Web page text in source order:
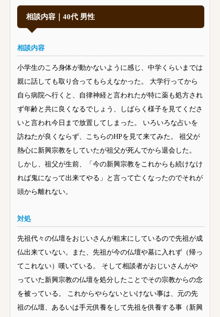
相談内容｜40代 男性
相談内容
小学生のころ身体が動かないように感じ、中学くらいまでは
親に話しても取り合ってもらえなかった。 大学行ってから
自ら病院へ行くと、自律神経と言われたが特に薬も処方され
ず年齢と共に良くなるでしょう、しばらく様子を見てくださ
いと言われ今日まで放置してしまった。 いろいろな占いを
訪ねたが良くならず、こちらのHPを見て来てみた。 祖父が
熱心に新興宗教をしていたが祖父が死んでから退会した。
しかし、祖父が生前、「今の新興宗教をこれからも続けなけ
れば鬼になって出来てやる」と言って亡くなったのでそれが
頭から離れない。
対処
先祖代々の仏壇をおじいさんが粗末にしているので先祖が成
仏出来ていない。また、先祖が今の仏壇や墓に入れず（帰っ
てこれない）嘆いている。 そして相談者がおじいさんがや
っていた新興宗教の仏壇を処分したことでその宗教からの念
を被っている。 これからやらないといけない事は、元の先
祖の仏壇、あるいは手元供養をして先祖を供養する事（新興